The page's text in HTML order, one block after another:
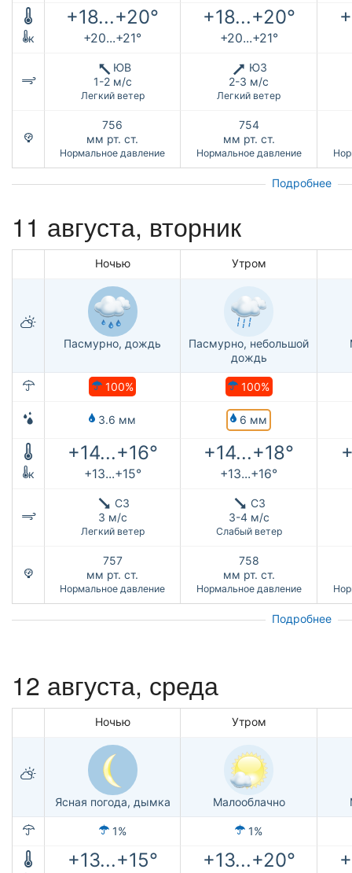
+18...+20° +18...+20°
к +20...+21° +20...+21°
ЮВ
1-2 м/с
Легкий ветер
ЮЗ
2-3 м/с
Легкий ветер
756
мм рт. ст.
Нормальное давление
754
мм рт. ст.
Нормальное давление
Подробнее
11 августа, вторник
Ночью Утром
Пасмурно, дождь
Пасмурно, небольшой
дождь
100% 100%
3.6 мм 6 мм
+14...+16° +14...+18°
к +13...+15° +13...+16°
СЗ
3 м/с
Легкий ветер
СЗ
3-4 м/с
Слабый ветер
757
мм рт. ст.
Нормальное давление
758
мм рт. ст.
Нормальное давление
Подробнее
12 августа, среда
Ночью Утром
Ясная погода, дымка Малооблачно
1% 1%
+13...+15° +13...+20°